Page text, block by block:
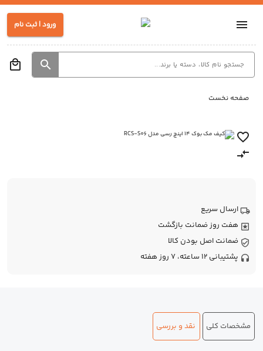
ورود | ثبت نام
صفحه نخست
ارسال سریع
هفت روز ضمانت بازگشت
ضمانت اصل بودن کالا
پشتیبانی 12 ساعته، 7 روز هفته
مشخصات کلی نقد و بررسی